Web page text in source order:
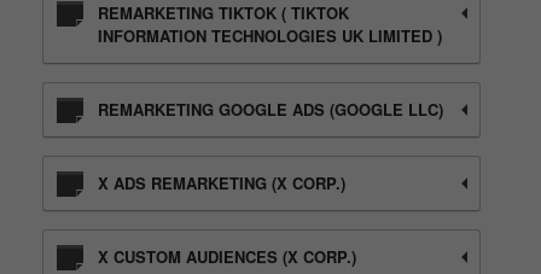
REMARKETING TIKTOK ( TIKTOK
INFORMATION TECHNOLOGIES UK LIMITED )
REMARKETING GOOGLE ADS (GOOGLE LLC)
X ADS REMARKETING (X CORP.)
X CUSTOM AUDIENCES (X CORP.)